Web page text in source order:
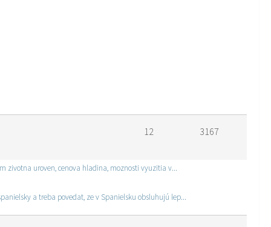
3167
12
zivotna uroven, cenova hladina, moznosti vyuzitia v...
a treba povedat, ze v Spanielsku obsluhujú lep...